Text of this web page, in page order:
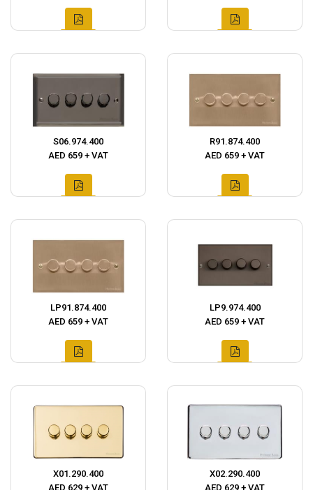
S06.974.400
AED 659 + VAT
R91.874.400
AED 659 + VAT
LP91.874.400
AED 659 + VAT
LP9.974.400
AED 659 + VAT
X01.290.400
AED 629 + VAT
X02.290.400
AED 629 + VAT